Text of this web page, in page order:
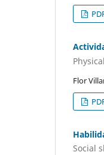
Flor
Social